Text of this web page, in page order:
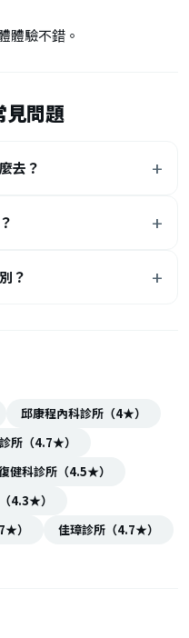
體驗不錯。
見問題
去？
？
邱康程內科診所（4★）
所（4.7★）
健科診所（4.5★）
4.3★）
）
佳璋診所（4.7★）